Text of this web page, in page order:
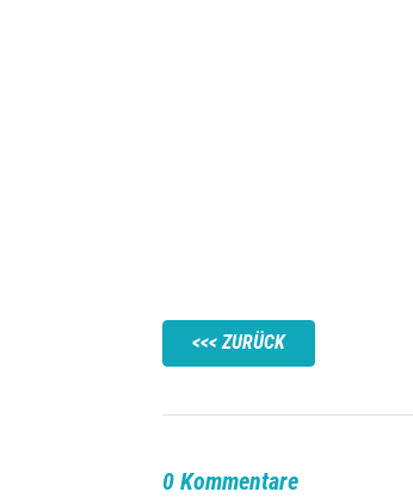
ZURÜCK
0 Kommentare